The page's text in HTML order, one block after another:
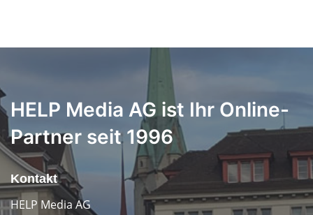
HELP Media AG ist Ihr Online-
Partner seit 1996
Kontakt
HELP Media AG